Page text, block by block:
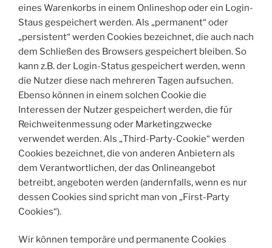
eines Warenkorbs in einem Onlineshop oder ein Login-
Staus gespeichert werden. Als „permanent“ oder
„persistent“ werden Cookies bezeichnet, die auch nach
dem Schließen des Browsers gespeichert bleiben. So
kann z.B. der Login-Status gespeichert werden, wenn
die Nutzer diese nach mehreren Tagen aufsuchen.
Ebenso können in einem solchen Cookie die
Interessen der Nutzer gespeichert werden, die für
Reichweitenmessung oder Marketingzwecke
verwendet werden. Als „Third-Party-Cookie“ werden
Cookies bezeichnet, die von anderen Anbietern als
dem Verantwortlichen, der das Onlineangebot
betreibt, angeboten werden (andernfalls, wenn es nur
dessen Cookies sind spricht man von „First-Party
Cookies“).
Wir können temporäre und permanente Cookies